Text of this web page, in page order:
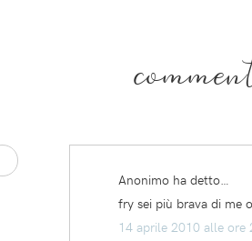
Anonimo ha detto…
fry sei più brava di me
14 aprile 2010 alle ore